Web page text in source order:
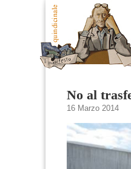
No al
16 Marzo 2014